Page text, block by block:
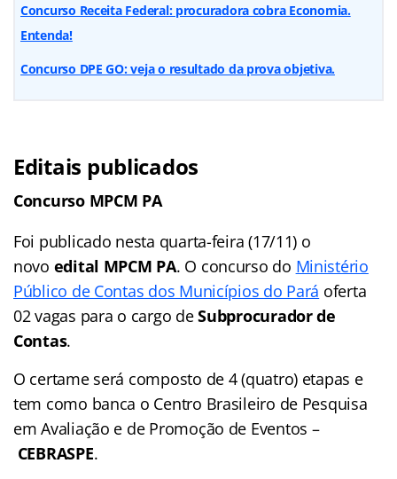
Concurso Receita Federal: procuradora cobra Economia.
Entenda!
Concurso DPE GO: veja o resultado da prova objetiva.
Editais publicados
Concurso MPCM PA
Foi publicado nesta quarta-feira (17/11) o
novo edital MPCM PA. O concurso do Ministério
Público de Contas dos Municípios do Pará oferta
02 vagas para o cargo deSubprocurador de
Contas.
O certame será composto de 4 (quatro) etapas e
tem como banca o Centro Brasileiro de Pesquisa
em Avaliação e de Promoção de Eventos –
CEBRASPE.